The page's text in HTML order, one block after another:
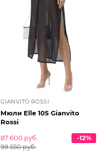
GIANVITO ROSSI
Мюли Elle 105 Gianvito
Rossi
87 600 руб.
99 550 руб.
-12%